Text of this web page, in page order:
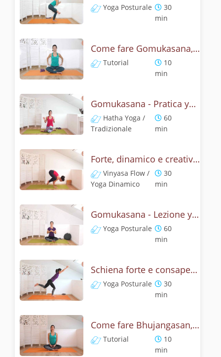
Yoga Posturale
30
min
Come fare Gomukasana, la posizione del muso della vacca? Tutorial
Tutorial
10
min
Gomukasana - Pratica yoga con l'anatomia del muso della vacca
Hatha Yoga /
Tradizionale
60
min
Forte, dinamico e creativo - Gomukasana vinyasa yoga
Vinyasa Flow /
Yoga Dinamico
30
min
Gomukasana - Lezione yoga con la storia del muso della vacca
Yoga Posturale
60
min
Schiena forte e consapevole con Bhujangasana, la posizione del cobra
Yoga Posturale
30
min
Come fare Bhujangasan, la posizione del cobra? Tutorial
Tutorial
10
min